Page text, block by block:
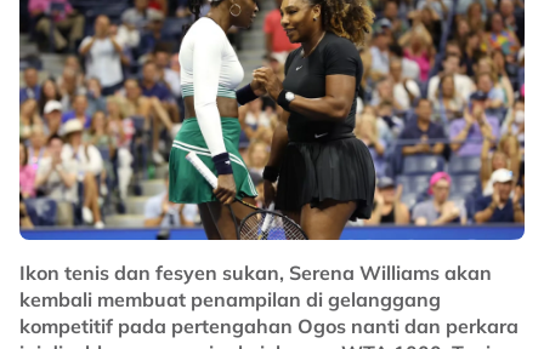
Ikon tenis dan fesyen sukan, Serena Williams akan
kembali membuat penampilan di gelanggang
kompetitif pada pertengahan Ogos nanti dan perkara